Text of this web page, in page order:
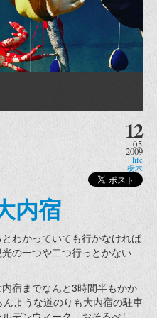
12
05
2009
life
栃木
内宿
わかっていても行かなければ
の一つや二つ行っとかない
宿までなんと3時間半もかか
ような道のりも大内宿の駐車